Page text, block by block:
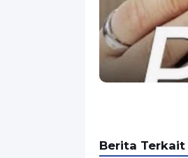
Berita Terkait